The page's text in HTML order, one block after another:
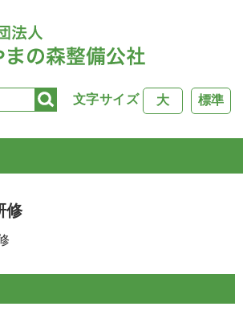
文字サイズ 標準
大
修